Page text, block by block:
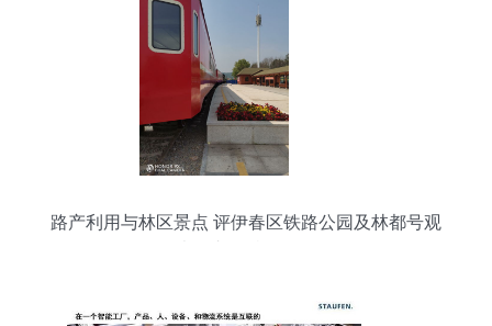
路产利用与林区景点 评伊春区铁路公园及林都号观